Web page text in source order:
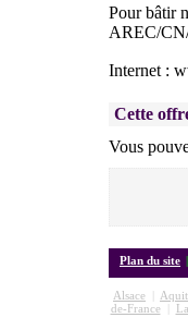
Pour bâtir
AREC/
Internet :
Cette
Vous
Plan du site |
Alsace
de-France|